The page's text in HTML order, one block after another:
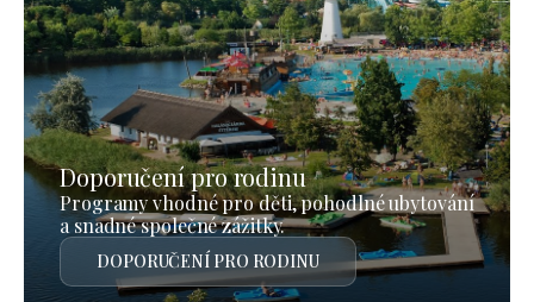
Doporučení pro rodinu
Programy vhodné pro děti, pohodlné ubytování
a snadné společné zážitky.
DOPORUČENÍ PRO RODINU